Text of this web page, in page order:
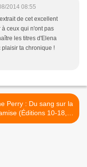
2014 08:55
de cet excellent
ceux qui n'ont pas
les titres d'Elena
plaisir ta chronique !
Perry : Du sang sur la
(Éditions 10-18,
2014) >